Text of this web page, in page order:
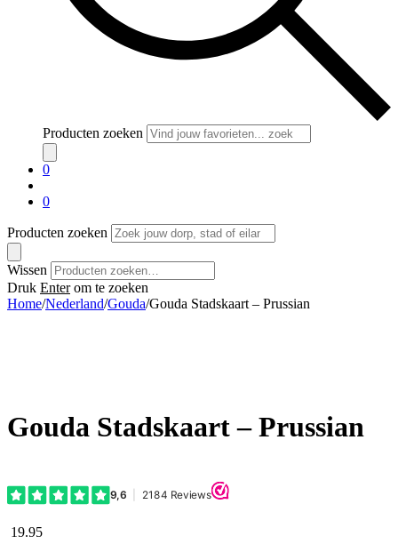
Producten zoeken
0
0
Producten zoeken
Wissen
Druk Enterom te zoeken
Home/Nederland/Gouda/Gouda Stadskaart – Prussian
Gouda Stadskaart – Prussian
19.95